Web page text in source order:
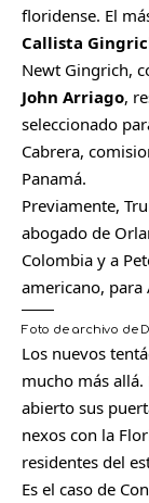
floridense. El
Callista
Newt Gingrich,
John Arriago,
seleccionado
Cabrera,
Panamá.
Previamente,
abogado de
Colombia y a
americano, para
Foto de archivo de
Los nuevos
mucho más allá.
abierto sus
nexos con la
residentes del
Es el caso de